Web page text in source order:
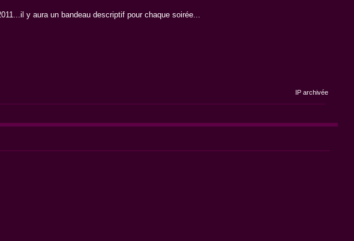
y aura un bandeau descriptif pour chaque soirée...
IP archivée